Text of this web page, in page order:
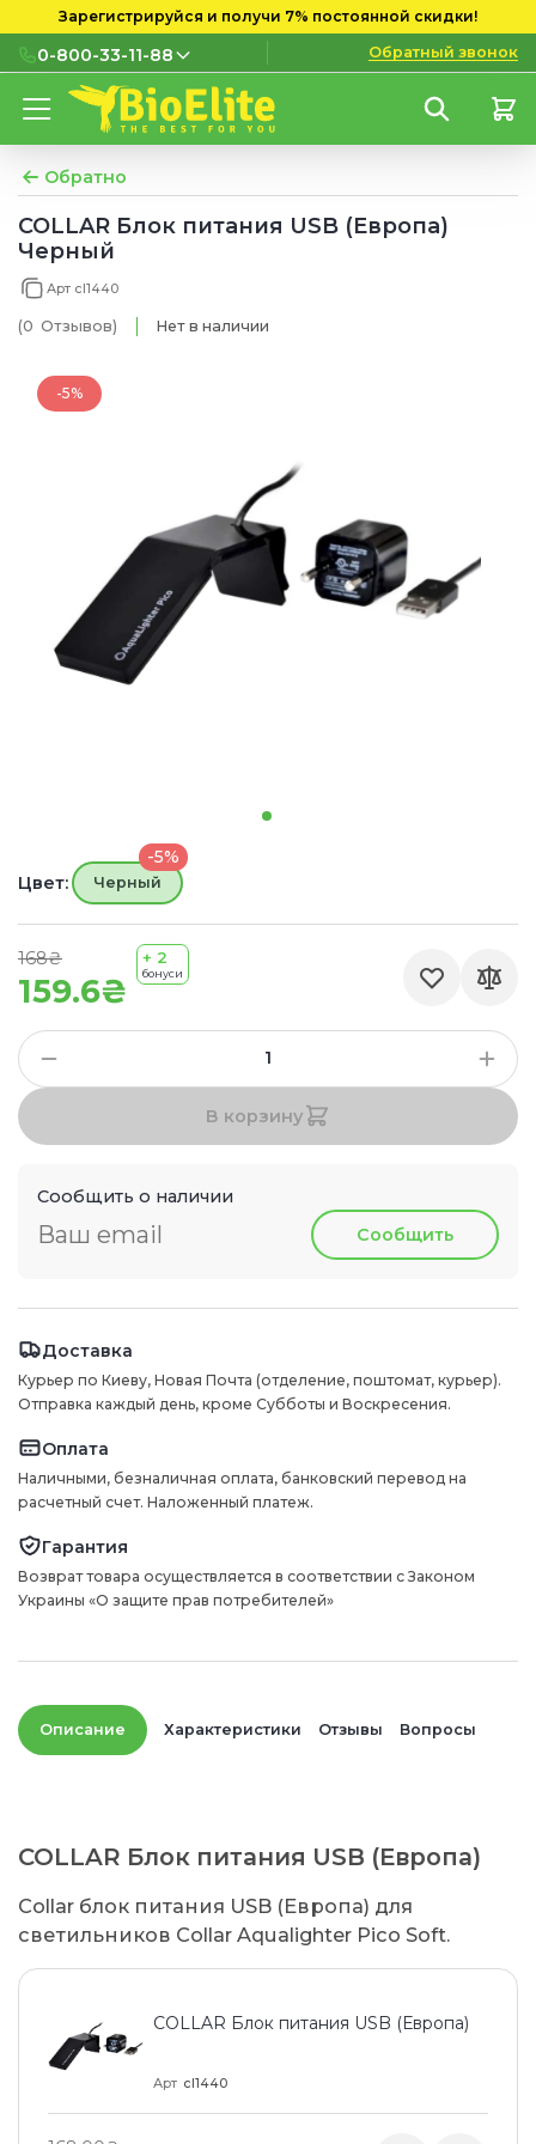
Зарегистрируйся и получи 7% постоянной скидки!
0-800-33-11-88
0-800-33-11-88
мобильных номеров
(097) 133 11 88
(095) 133 11 88
Обратный звонок
Обратно
COLLAR Блок питания USB (Европа)
Черный
Арт cl1440
(0 Отзывов) Нет в наличии
-5%
159.6₴
168₴ + 2
бонуси
Цвет:
-5%
Черный
В корзину
Сообщить о наличии
Сообщить
Доставка
Курьер по Киеву, Новая Почта (отделение, поштомат, курьер).
Отправка каждый день, кроме Субботы и Воскресения.
Оплата
Наличными, безналичная оплата, банковский перевод на
расчетный счет. Наложенный платеж.
Гарантия
Возврат товара осуществляется в соответствии с Законом
Украины «О защите прав потребителей»
Описание Характеристики Отзывы Вопросы
COLLAR Блок питания USB (Европа)
Collar блок питания USB (Европа) для
светильников Collar Aqualighter Pico Soft.
COLLAR Блок питания USB (Европа)
Арт cl1440